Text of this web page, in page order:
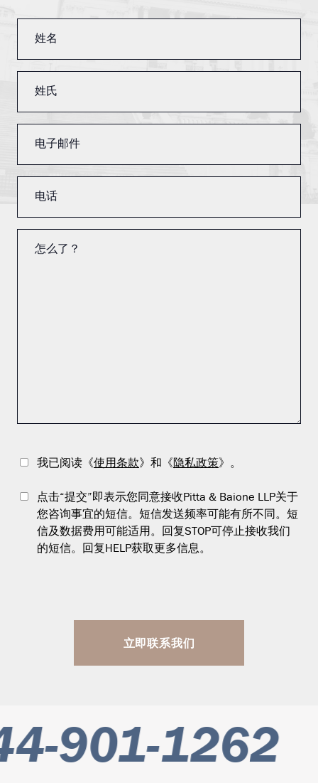
我已阅读《使用条款》和《 隐私政策》。
点击“提交”即表示您同意接收Pitta & Baione LLP关于
您咨询事宜的短信。短信发送频率可能有所不同。短
信及数据费用可能适用。回复STOP可停止接收我们
的短信。回复HELP获取更多信息。
立即联系我们
901-1262